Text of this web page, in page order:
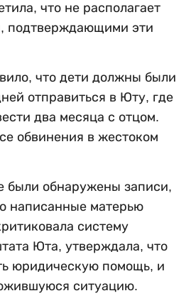
что не располагает
подтверждающими эти
что дети должны были
отправиться в Юту, где
два месяца с отцом.
обвинения в жестоком
были обнаружены записи,
написанные матерью
систему
Юта, утверждала, что
юридическую помощь, и
ситуацию.